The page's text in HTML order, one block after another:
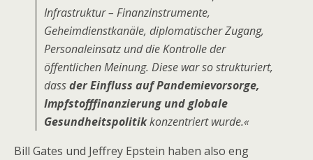
Infrastruktur – Finanzinstrumente,
Geheimdienstkanäle, diplomatischer Zugang,
Personaleinsatz und die Kontrolle der
öffentlichen Meinung. Diese war so strukturiert,
dassder Einfluss auf Pandemievorsorge,
Impfstofffinanzierung und globale
Gesundheitspolitikkonzentriert wurde.«
Bill Gates und Jeffrey Epstein haben also eng